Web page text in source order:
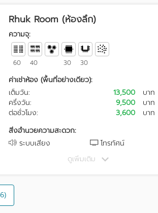
Rhuk Room (ห้องลึก)
ความจุ:
60 40 30 30
ค่าเช่าห้อง (พื้นที่อย่างเดียว):
เต็มวัน:
13,500
บาท
ครึ่งวัน:
9,500
บาท
ต่อชั่วโมง:
3,600
บาท
สิ่งอำนวยความสะดวก:
ระบบเสียง
โทรทัศน์
ดูเพิ่มเติม